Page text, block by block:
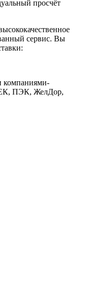
просчёт
сервис. Вы
компаниями-
ПЭК, ЖелДор,